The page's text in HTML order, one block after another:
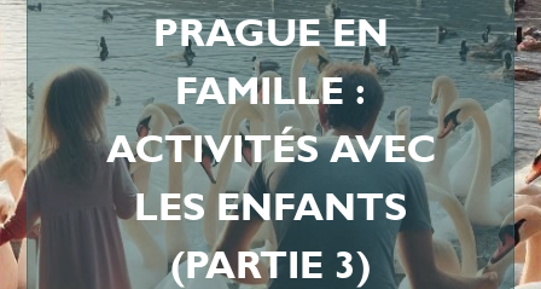
PRAGUE EN
FAMILLE :
ACTIVITÉS AVEC
LES ENFANTS
(PARTIE 3)